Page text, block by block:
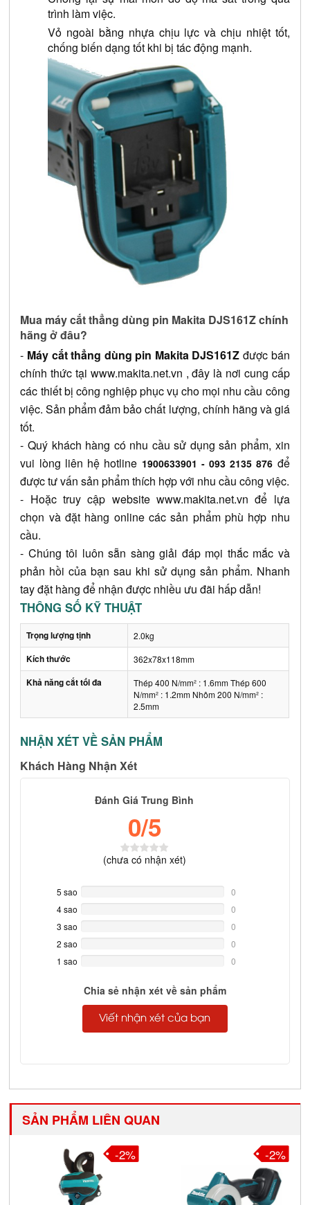
trình làm việc.
Vỏ ngoài bằng nhựa chịu lực và chịu nhiệt tốt,
chống biến dạng tốt khi bị tác động mạnh.
Mua máy cắt thẳng dùng pin Makita DJS161Z chính
hãng ở đâu?
- Máy cắt thẳng dùng pin Makita DJS161Z được bán
chính thức tại www.makita.net.vn , đây là nơi cung cấp
các thiết bị công nghiệp phục vụ cho mọi nhu cầu công
việc. Sản phẩm đảm bảo chất lượng, chính hãng và giá
tốt.
- Quý khách hàng có nhu cầu sử dụng sản phẩm, xin
vui lòng liên hệ hotline 1900633901 - 093 2135 876 để
được tư vấn sản phẩm thích hợp với nhu cầu công việc.
- Hoặc truy cập website www.makita.net.vn để lựa
chọn và đặt hàng online các sản phẩm phù hợp nhu
cầu.
- Chúng tôi luôn sẵn sàng giải đáp mọi thắc mắc và
phản hồi của bạn sau khi sử dụng sản phẩm. Nhanh
tay đặt hàng để nhận được nhiều ưu đãi hấp dẫn!
THÔNG SỐ KỸ THUẬT
Trọng lượng tịnh 2.0kg
Kích thước 362x78x118mm
Khả năng cắt tối đa
Thép 400 N/mm² : 1.6mm Thép 600
N/mm² : 1.2mm Nhôm 200 N/mm² :
2.5mm
NHẬN XÉT VỀ SẢN PHẨM
Khách Hàng Nhận Xét
Đánh Giá Trung Bình
0/5
(chưa có nhận xét)
5 sao
Complete
0
4 sao
Complete
0
3 sao
Complete
0
2 sao
Complete
0
1 sao
0
Chia sẻ nhận xét về sản phẩm
Viết nhận xét của bạn
SẢN PHẨM LIÊN QUAN
-2% -2%